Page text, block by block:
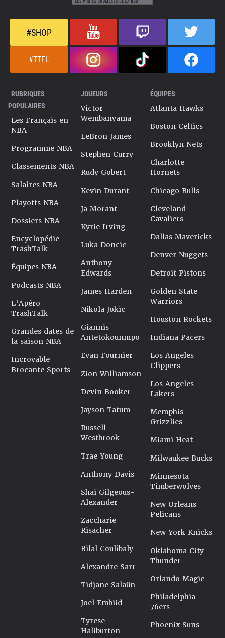
#SHOP
#TTFL
RUBRIQUES
POPULAIRES
Les Français en
NBA
Programme NBA
Classements NBA
Salaires NBA
Playoffs NBA
Dossiers NBA
Encyclopédie
TrashTalk
Équipes NBA
Podcasts NBA
L'Apéro
TrashTalk
Grandes dates de
la saison NBA
Incroyable
Brocante Sports
JOUEURS
Victor
Wembanyama
LeBron James
Stephen Curry
Rudy Gobert
Kevin Durant
Ja Morant
Kyrie Irving
Luka Doncic
Anthony
Edwards
James Harden
Nikola Jokic
Giannis
Antetokounmpo
Evan Fournier
Zion Williamson
Devin Booker
Jayson Tatum
Russell
Westbrook
Trae Young
Anthony Davis
Shai Gilgeous-
Alexander
Zaccharie
Risacher
Bilal Coulibaly
Alexandre Sarr
Tidjane Salaün
Joel Embiid
Tyrese
Haliburton
ÉQUIPES
Atlanta Hawks
Boston Celtics
Brooklyn Nets
Charlotte
Hornets
Chicago Bulls
Cleveland
Cavaliers
Dallas Mavericks
Denver Nuggets
Detroit Pistons
Golden State
Warriors
Houston Rockets
Indiana Pacers
Los Angeles
Clippers
Los Angeles
Lakers
Memphis
Grizzlies
Miami Heat
Milwaukee Bucks
Minnesota
Timberwolves
New Orleans
Pelicans
New York Knicks
Oklahoma City
Thunder
Orlando Magic
Philadelphia
76ers
Phoenix Suns